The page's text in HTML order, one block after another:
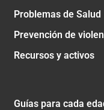
Problemas de Salud
Prevención de
Recursos y activos
Guías para cada